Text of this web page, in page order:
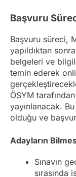
Başvuru
Başvuru süreci,
yapıldıktan
belgeleri ve
temin ederek
ÖSYM
yayınlanacak.
olduğu ve
Adayların
Sınavın